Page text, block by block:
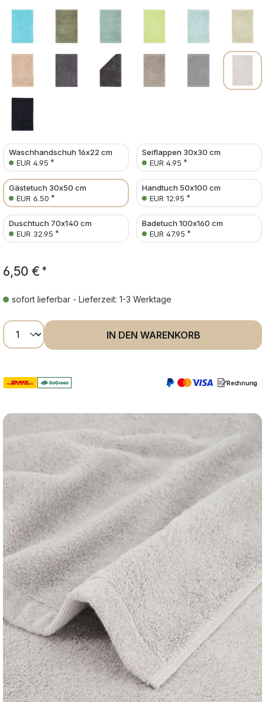
Waschhandschuh 16x22 cm
EUR 4.95 *
Seiflappen 30x30 cm
EUR 4.95 *
Gästetuch 30x50 cm
EUR 6.50 *
Handtuch 50x100 cm
EUR 12.95 *
Duschtuch 70x140 cm
EUR 32.95 *
Badetuch 100x160 cm
EUR 47.95 *
6,50 € *
sofort lieferbar - Lieferzeit: 1-3 Werktage
Produkt Anzahl: Gib den gewünschten
IN DEN WARENKORB
Rechnung